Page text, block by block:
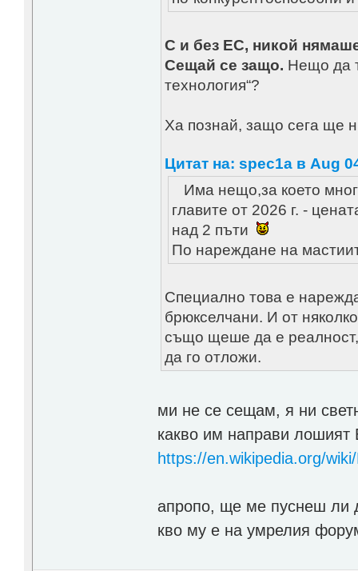
С и без ЕС, никой
Сещай се защо. Нещо да
технология“?
Ха познай, защо сега ще
Цитат на: spec1a в Aug
Има нещо,за което
главите от 2026 г. -
над 2 пъти
По нареждане на
Специално това е
брюкселчани. И от
също щеше да е реалност,
да го отложи.
ми не се сещам, я ни
какво им направи лошият
https://en.wikipedia.org/
апропо, ще ме пуснеш ли
кво му е на умрелия